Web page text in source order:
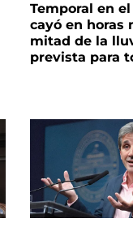
Temporal en el
cayó en horas
mitad de la
prevista para